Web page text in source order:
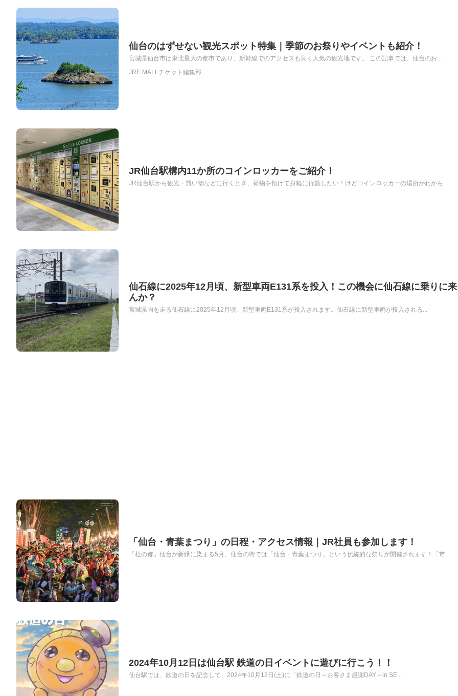
仙台のはずせない観光スポット特集｜季節のお祭りやイベントも紹介！
宮城県仙台市は東北最大の都市であり、新幹線でのアクセスも良く人気の観光地です。 この記事では、仙台のお...
JRE MALLチケット編集部
JR仙台駅構内11か所のコインロッカーをご紹介！
JR仙台駅から観光・買い物などに行くとき、荷物を預けて身軽に行動したい！けどコインロッカーの場所がわから...
仙石線に2025年12月頃、新型車両E131系を投入！この機会に仙石線に乗りに
んか？
宮城県内を走る仙石線に2025年12月頃、新型車両E131系が投入されます。仙石線に新型車両が投入される...
「仙台・青葉まつり」の日程・アクセス情報｜JR社員も参加します！
「杜の都」仙台が新緑に染まる5月。仙台の街では「仙台・青葉まつり」という伝統的な祭りが開催されます！「市...
2024年10月12日は仙台駅 鉄道の日イベントに遊びに行こう！！
仙台駅では、鉄道の日を記念して、2024年10月12日(土)に「鉄道の日～お客さま感謝DAY～in SE...